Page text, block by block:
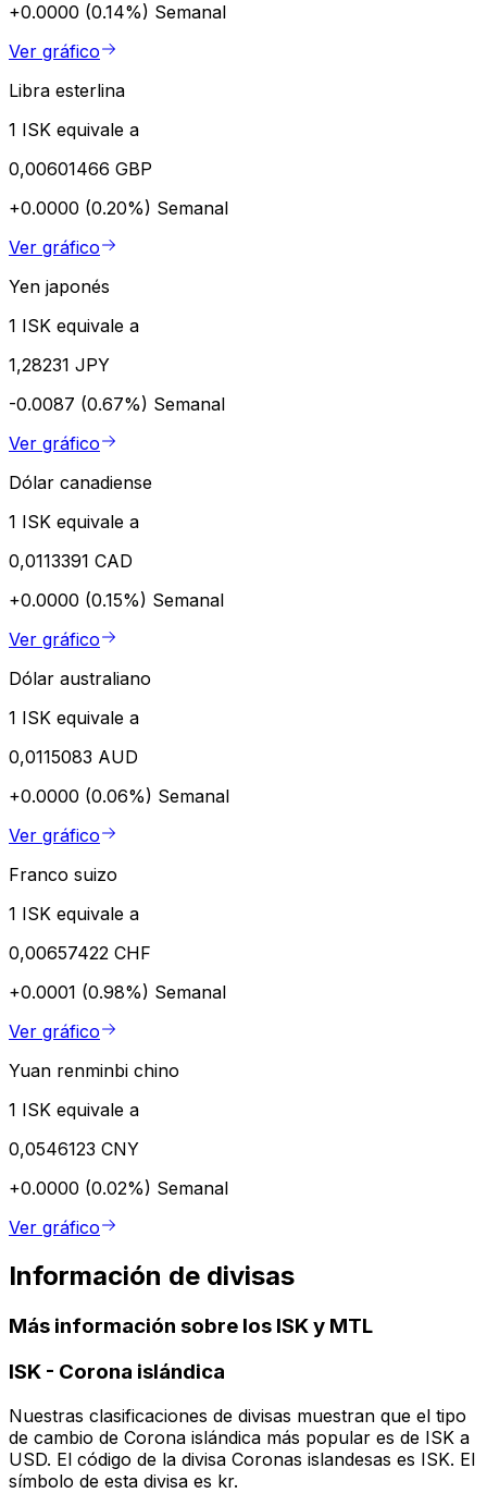
+0.0000 (0.14%) Semanal
Ver gráfico
Libra esterlina
1 ISK equivale a
0,00601466 GBP
+0.0000 (0.20%) Semanal
Ver gráfico
Yen japonés
1 ISK equivale a
1,28231 JPY
-0.0087 (0.67%) Semanal
Ver gráfico
Dólar canadiense
1 ISK equivale a
0,0113391 CAD
+0.0000 (0.15%) Semanal
Ver gráfico
Dólar australiano
1 ISK equivale a
0,0115083 AUD
+0.0000 (0.06%) Semanal
Ver gráfico
Franco suizo
1 ISK equivale a
0,00657422 CHF
+0.0001 (0.98%) Semanal
Ver gráfico
Yuan renminbi chino
1 ISK equivale a
0,0546123 CNY
+0.0000 (0.02%) Semanal
Ver gráfico
Información de divisas
Más información sobre los ISK y MTL
ISK - Corona islándica
Nuestras clasificaciones de divisas muestran que el tipo
de cambio de Corona islándica más popular es de ISK a
USD. El código de la divisa Coronas islandesas es ISK. El
símbolo de esta divisa es kr.